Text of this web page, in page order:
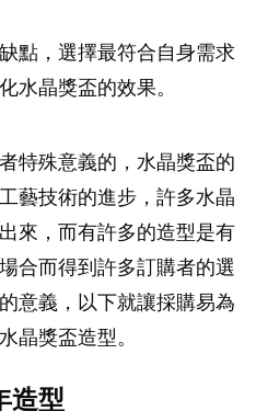
點，選擇最符合自身需求
水晶獎盃的效果。
特殊意義的，水晶獎盃的
藝技術的進步，許多水晶
來，而有許多的造型是有
合而得到許多訂購者的選
意義，以下就讓採購易為
晶獎盃造型。
造型